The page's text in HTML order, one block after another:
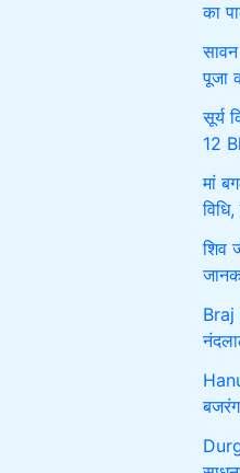
का
पूजा
सूर्य
12
मां
शिव